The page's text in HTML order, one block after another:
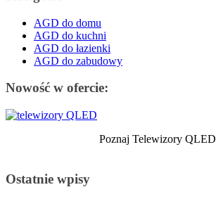
AGD do domu
AGD do kuchni
AGD do łazienki
AGD do zabudowy
Nowość w ofercie:
Poznaj Telewizory QLED
Ostatnie wpisy